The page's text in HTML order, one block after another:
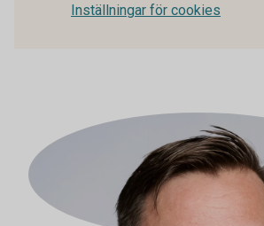
Inställningar för cookies